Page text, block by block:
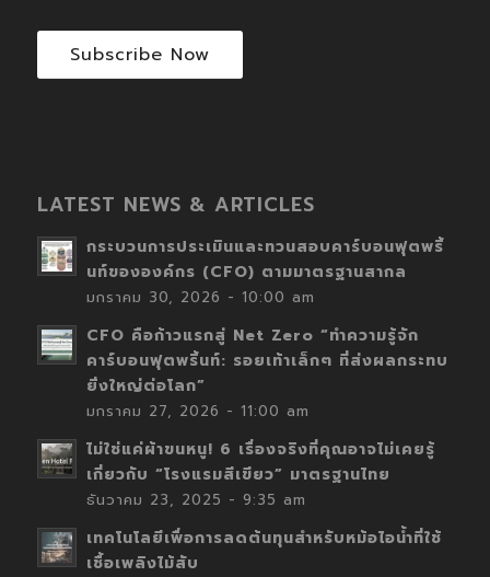
Subscribe Now
LATEST NEWS & ARTICLES
กระบวนการประเมินและทวนสอบคาร์บอนฟุตพริ้
นท์ขององค์กร (CFO) ตามมาตรฐานสากล
มกราคม 30, 2026 - 10:00 am
CFO คือก้าวแรกสู่ Net Zero “ทำความรู้จัก
คาร์บอนฟุตพริ้นท์: รอยเท้าเล็กๆ ที่ส่งผลกระทบ
ยิ่งใหญ่ต่อโลก”
มกราคม 27, 2026 - 11:00 am
ไม่ใช่แค่ผ้าขนหนู! 6 เรื่องจริงที่คุณอาจไม่เคยรู้
เกี่ยวกับ “โรงแรมสีเขียว” มาตรฐานไทย
ธันวาคม 23, 2025 - 9:35 am
เทคโนโลยีเพื่อการลดต้นทุนสำหรับหม้อไอน้ำที่ใช้
เชื้อเพลิงไม้สับ